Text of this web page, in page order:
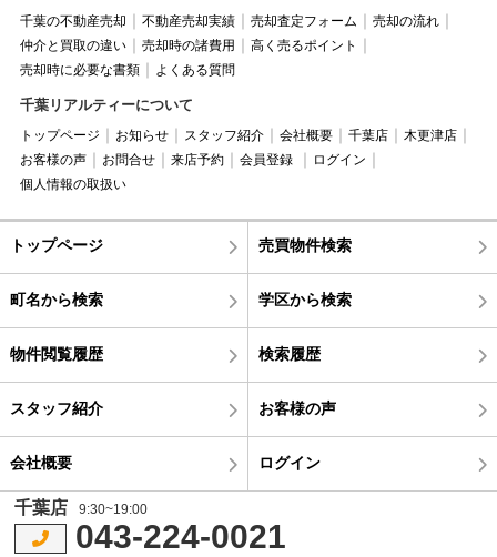
千葉の不動産売却 不動産売却実績 売却査定フォーム
売却の流れ
仲介と買取の違い
売却時の諸費用
高く売るポイント
売却時に必要な書類
よくある質問
千葉リアルティーについて
トップページ お知らせ スタッフ紹介 会社概要 千葉店
木更津店
お客様の声
お問合せ 来店予約 会員登録
ログイン
個人情報の取扱い
トップページ 売買物件検索
町名から検索 学区から検索
物件閲覧履歴 検索履歴
スタッフ紹介 お客様の声
会社概要 ログイン
千葉店 9:30~19:00
043-224-0021